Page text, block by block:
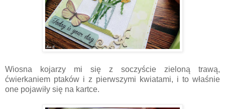
Wiosna kojarzy mi się z soczyście zieloną trawą,
ćwierkaniem ptaków i z pierwszymi kwiatami, i to właśnie
one pojawiły się na kartce.